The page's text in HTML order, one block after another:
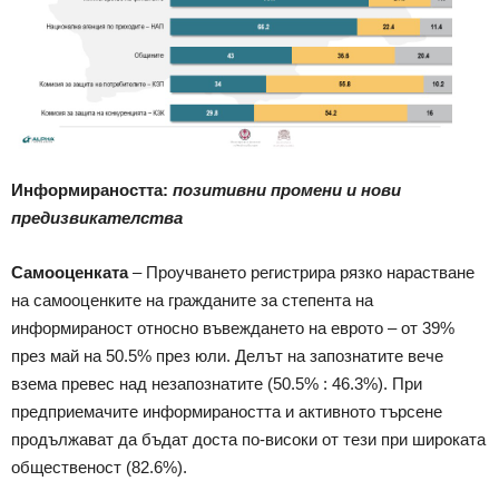
Информираността: позитивни промени и нови
предизвикателства
Самооценката– Проучването регистрира рязко нарастване
на самооценките на гражданите за степента на
информираност относно въвеждането на еврото – от 39%
през май на 50.5% през юли. Делът на запознатите вече
взема превес над незапознатите (50.5% : 46.3%). При
предприемачите информираността и активното търсене
продължават да бъдат доста по-високи от тези при широката
общественост (82.6%).